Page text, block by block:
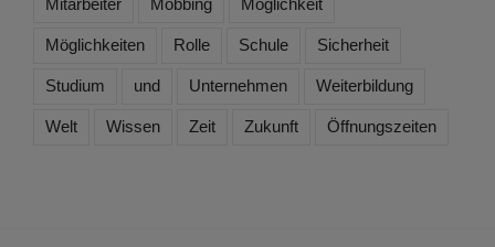
Mitarbeiter Mobbing Möglichkeit
Möglichkeiten Rolle Schule Sicherheit
Studium und Unternehmen Weiterbildung
Welt Wissen Zeit Zukunft Öffnungszeiten